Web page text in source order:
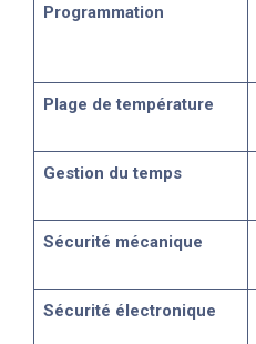
Programmation
Plage de température
Gestion du temps
Sécurité mécanique
Sécurité électronique